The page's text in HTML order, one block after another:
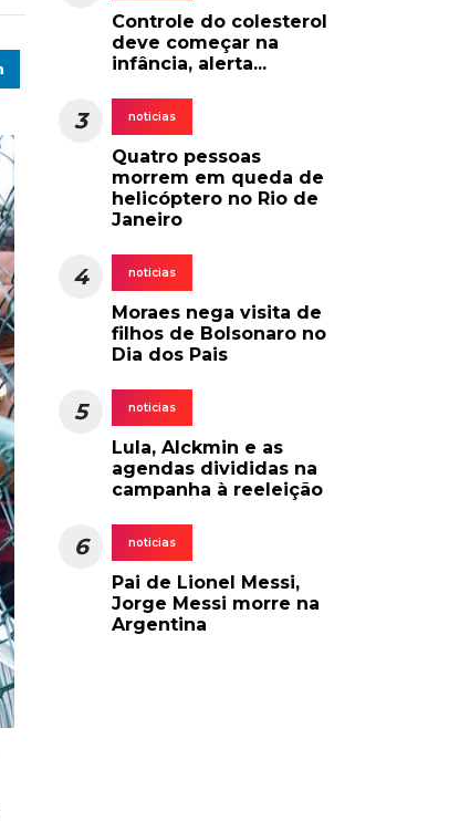
Controle do colesterol
deve começar na
infância, alerta...
3 noticias
Quatro pessoas
morrem em queda de
helicóptero no Rio de
Janeiro
4 noticias
Moraes nega visita de
filhos de Bolsonaro no
Dia dos Pais
5 noticias
Lula, Alckmin e as
agendas divididas na
campanha à reeleição
6 noticias
Pai de Lionel Messi,
Jorge Messi morre na
Argentina